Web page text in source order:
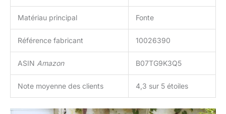
Matériau principal Fonte
Référence fabricant 10026390
ASIN Amazon B07TG9K3Q5
Note moyenne des clients 4,3 sur 5 étoiles